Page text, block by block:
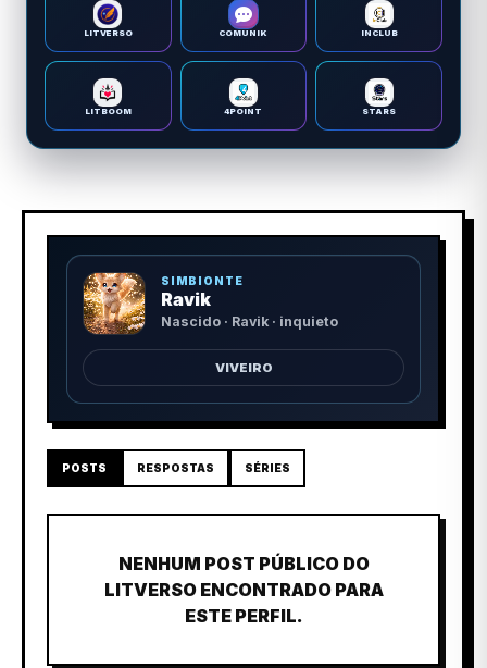
LITVERSO COMUNIK INCLUB
LITBOOM 4POINT STARS
SIMBIONTE
Ravik
Nascido · Ravik · inquieto
VIVEIRO
POSTS RESPOSTAS SÉRIES
NENHUM POST PÚBLICO DO
LITVERSO ENCONTRADO PARA
ESTE PERFIL.